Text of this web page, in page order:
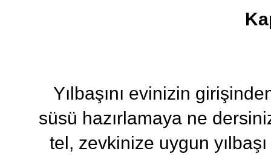
Yılbaşını evinizin
süsü hazırlamaya ne
tel, zevkinize uygun